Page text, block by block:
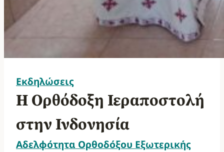
Εκδηλώσεις
Η Ορθόδοξη Ιεραποστολή
στην Ινδονησία
Αδελφότητα Ορθοδόξου Εξωτερικής